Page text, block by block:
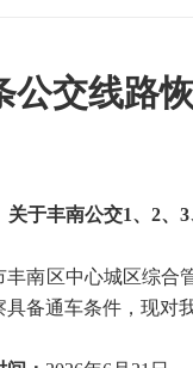
公交线路
关于丰南公交1、2、
丰南区中心城区综合
具备通车条件，现对